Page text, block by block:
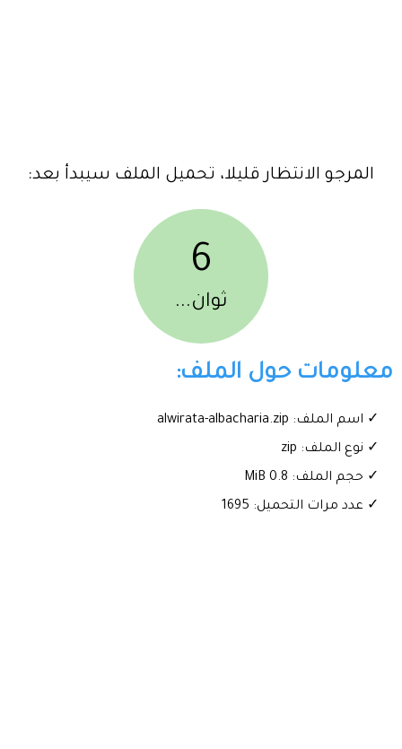
المرجو الانتظار قليلا، تحميل الملف سيبدأ بعد:
6
ثوان...
معلومات حول الملف:
✓ اسم الملف: alwirata-albacharia.zip
✓ نوع الملف: zip
✓ حجم الملف: 0.8 MiB
✓ عدد مرات التحميل: 1695